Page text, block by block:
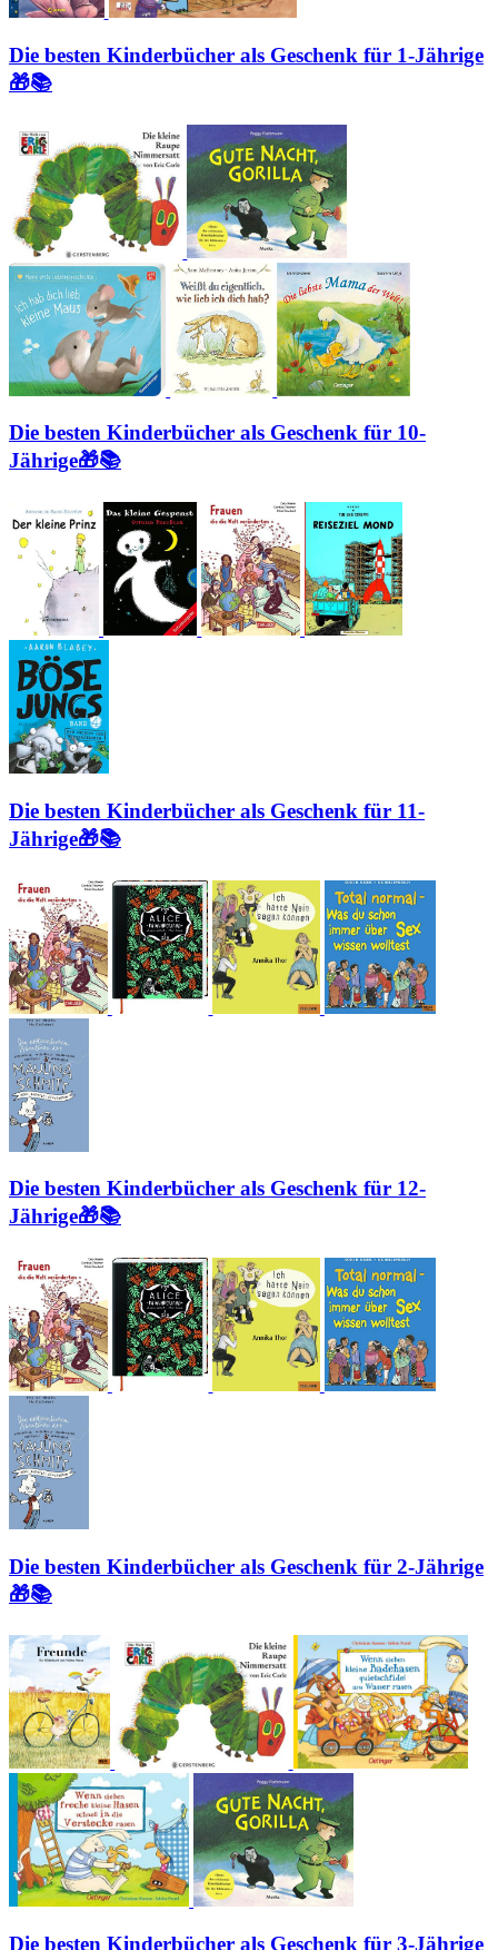
Die besten Kinderbücher als Geschenk für 1-Jährige
🎁📚
Die besten Kinderbücher als Geschenk für 10-
Jährige🎁📚
Die besten Kinderbücher als Geschenk für 11-
Jährige🎁📚
Die besten Kinderbücher als Geschenk für 12-
Jährige🎁📚
Die besten Kinderbücher als Geschenk für 2-Jährige
🎁📚
Die besten Kinderbücher als Geschenk für 3-Jährige